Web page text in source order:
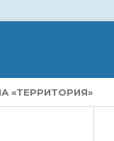
«ТЕРРИТОРИЯ»